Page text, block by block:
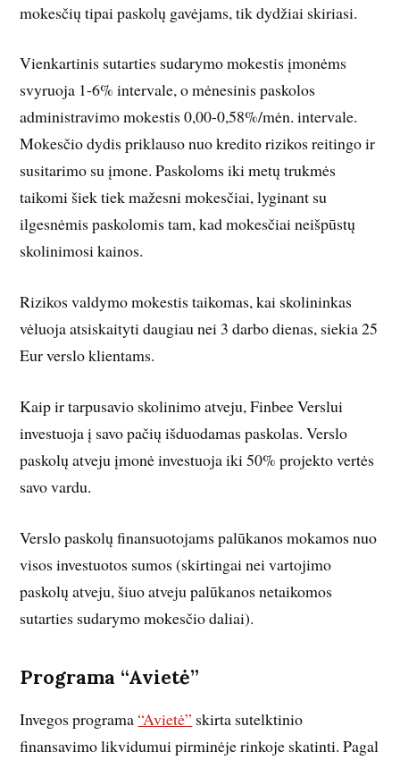
mokesčių tipai paskolų gavėjams, tik dydžiai skiriasi.
Vienkartinis sutarties sudarymo mokestis įmonėms
svyruoja 1-6% intervale, o mėnesinis paskolos
administravimo mokestis 0,00-0,58%/mėn. intervale.
Mokesčio dydis priklauso nuo kredito rizikos reitingo ir
susitarimo su įmone. Paskoloms iki metų trukmės
taikomi šiek tiek mažesni mokesčiai, lyginant su
ilgesnėmis paskolomis tam, kad mokesčiai neišpūstų
skolinimosi kainos.
Rizikos valdymo mokestis taikomas, kai skolininkas
vėluoja atsiskaityti daugiau nei 3 darbo dienas, siekia 25
Eur verslo klientams.
Kaip ir tarpusavio skolinimo atveju, Finbee Verslui
investuoja į savo pačių išduodamas paskolas. Verslo
paskolų atveju įmonė investuoja iki 50% projekto vertės
savo vardu.
Verslo paskolų finansuotojams palūkanos mokamos nuo
visos investuotos sumos (skirtingai nei vartojimo
paskolų atveju, šiuo atveju palūkanos netaikomos
sutarties sudarymo mokesčio daliai).
Programa “Avietė”
Invegos programa“Avietė” skirta sutelktinio
finansavimo likvidumui pirminėje rinkoje skatinti. Pagal